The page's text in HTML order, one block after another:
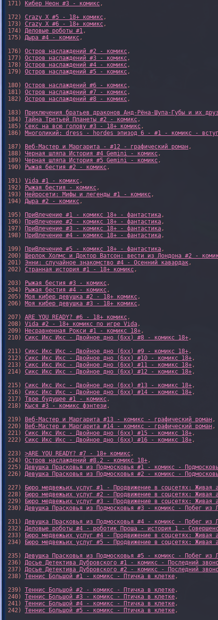
171) Кибер Неон #3 - комикс,
172) Crazy X #5 - 18+ комикс,
173) Crazy X #6 - 18+ комикс,
174) Деловые роботы #1,
175) Дыра #4 - комикс,
176) Остров наслаждений #2 - комикс,
177) Остров наслаждений #3 - комикс,
178) Остров наслаждений #4 - комикс,
179) Остров наслаждений #5 - комикс,
180) Остров наслаждений #6 - комикс,
181) Остров наслаждений #7 - комикс,
182) Остров наслаждений #8 - комикс,
183)
Приключения братьев драконов Анд-Рёна-Шупа-Губы и их
184) Тайна Третьей Планеты #2 - комикс,
185) Секс на всю голову #3 - 18+ комикс,
186) Многоликий: dress - hordes эпизод 6 - #1 - комикс -
187)
Веб-Мастер и Маргарита - #12 - графический роман,
188) Черная шляпа История #4 Gemini - комикс,
189) Черная шляпа История #5 Gemini - комикс,
190)
Рыжая бестия #2 - комикс,
191) Vida #1 - комикс,
192)
Рыжая бестия - комикс,
193)
Нейросети: Мифы и легенды #1 - комикс,
194) Дыра #2 - комикс,
195)
ПриВлечение #1 - комикс 18+ - фантастика,
196)
ПриВлечение #2 - комикс 18+ - фантастика,
197)
ПриВлечение #3 - комикс 18+ - фантастика,
198)
ПриВлечение #4 - комикс 18+ - фантастика,
199)
ПриВлечение #5 - комикс 18+ - фантастика,
200) Шерлок Холмс и Доктор Ватсон: вести из Лондона #2 -
201) Энни: случайное знакомство #4 - Осенний кавардак,
202) Странная история #1 - 18+ комикс,
203)
Рыжая бестия #3 - комикс,
204)
Рыжая бестия #4 - комикс,
205) Моя кибер девушка #2 - 18+ комикс,
206) Моя кибер девушка #3 - 18+ комикс,
207) ARE YOU READY? #6 - 18+ комикс,
208) Vida #2 - 18+ комикс по игре Vida,
209)
Несравненная Рокси #1 - комикс 18+,
210) Сикс Икс Икс - Двойное дно (6xx) #8 - комикс 18+,
211) Сикс Икс Икс - Двойное дно (6xx) #9 - комикс 18+,
212) Сикс Икс Икс - Двойное дно (6xx) #10 - комикс 18+,
213) Сикс Икс Икс - Двойное дно (6xx) #11 - комикс 18+,
214) Сикс Икс Икс - Двойное дно (6xx) #12 - комикс 18+,
215) Сикс Икс Икс - Двойное дно (6xx) #13 - комикс 18+,
216) Сикс Икс Икс - Двойное дно (6xx) #14 - комикс 18+,
217) Твое будущее #1 - комикс,
218)
Кыся #3 - комикс фэнтези,
219)
Веб-Мастер и Маргарита #13 - комикс - графический роман,
220)
Веб-Мастер и Маргарита #14 - комикс - графический роман,
221) Сикс Икс Икс - Двойное дно (6xx) #15 - комикс 18+,
222) Сикс Икс Икс - Двойное дно (6xx) #16 - комикс 18+,
223) >ARE YOU READY? #7 - 18+ комикс,
224) Остров наслаждений #8.2 - комикс 18+,
225) Девушка Прасковья из Подмосковья #1 - комикс -
226) Девушка Прасковья из Подмосковья #2 - комикс -
227)
Бюро медвежьих услуг #1 - Продвижение в соцсетях: Живая
228)
Бюро медвежьих услуг #2 - Продвижение в соцсетях: Живая
229)
Бюро медвежьих услуг #3 - Продвижение в соцсетях: Живая
230) Девушка Прасковья из Подмосковья #3 - комикс - Побег из
231) Девушка Прасковья из Подмосковья #4 - комикс - Побег из
232) Деловые роботы #4 - роботик Проша - история 1 -
233)
Бюро медвежьих услуг #4 - Продвижение в соцсетях: Живая
234)
Бюро медвежьих услуг #5 - Продвижение в соцсетях: Живая
235) Девушка Прасковья из Подмосковья #5 - комикс - Побег из
236) Досье Детектива Дубровского #1 - комикс - Последний
237) Досье Детектива Дубровского #2 - комикс - Последний
238) Теннис Большой #1 - комикс - Птичка в клетке,
239) Теннис Большой #2 - комикс - Птичка в клетке,
240) Теннис Большой #3 - комикс - Птичка в клетке,
241) Теннис Большой #4 - комикс - Птичка в клетке,
242) Теннис Большой #5 - комикс - Птичка в клетке,